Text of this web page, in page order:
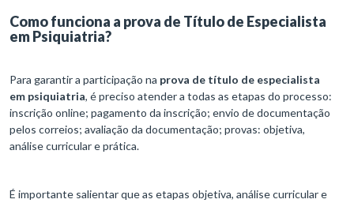
Como funciona a prova de Título de Especialista
em Psiquiatria?
Para garantir a participação na prova de título de especialista
em psiquiatria, é preciso atender a todas as etapas do processo:
inscrição online; pagamento da inscrição; envio de documentação
pelos correios; avaliação da documentação; provas: objetiva,
análise curricular e prática.
É importante salientar que as etapas objetiva, análise curricular e